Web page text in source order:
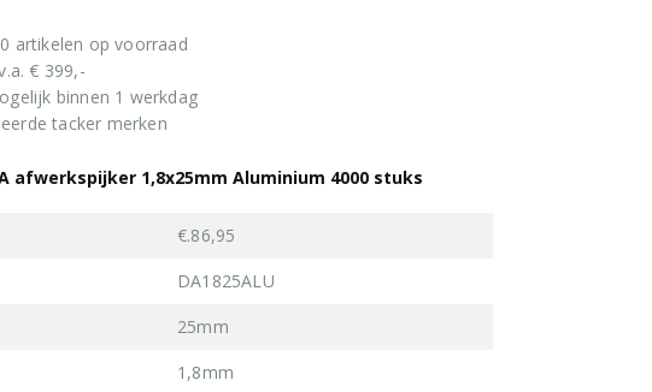
artikelen op voorraad
€ 399,-
binnen 1 werkdag
tacker merken
afwerkspijker 1,8x25mm Aluminium 4000 stuks
€.86,95
DA1825ALU
25mm
1,8mm